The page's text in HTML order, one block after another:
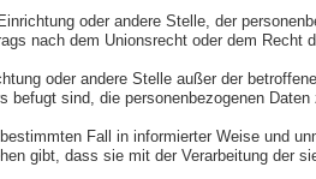
oder andere Stelle, der
nach dem Unionsrecht oder dem
oder andere Stelle außer der
befugt sind, die personenbezogenen Daten
Fall in informierter Weise und
gibt, dass sie mit der Verarbeitung der